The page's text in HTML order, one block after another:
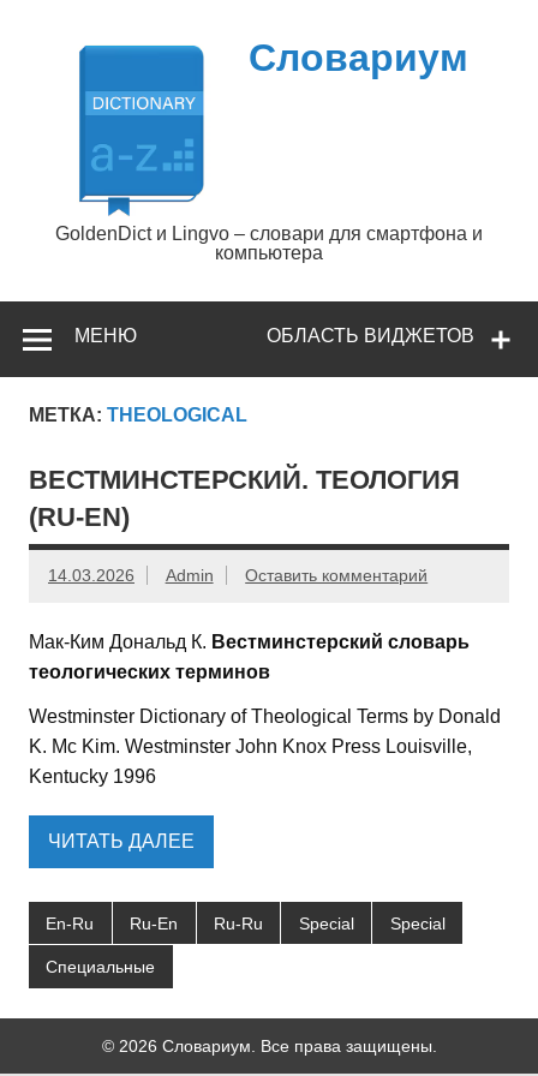
содержимому
Словариум
GoldenDict и Lingvo – словари для смартфона и
компьютера
ОБЛАСТЬ ВИДЖЕТОВ
МЕНЮ
МЕТКА: THEOLOGICAL
ВЕСТМИНСТЕРСКИЙ. ТЕОЛОГИЯ
(RU-EN)
14.03.2026 Admin Оставить комментарий
Мак-Ким Дональд К. Вестминстерский словарь
теологических терминов
Westminster Dictionary of Theological Terms by Donald
K. Mc Kim. Westminster John Knox Press Louisville,
Kentucky 1996
ЧИТАТЬ ДАЛЕЕ
En-Ru Ru-En Ru-Ru Special Special
Специальные
© 2026 Словариум. Все права защищены.